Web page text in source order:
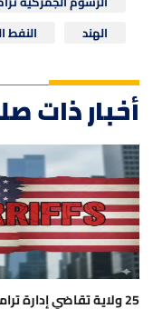
الهند
النفط
أخبار ذات
25 ولاية تقاضي إدارة